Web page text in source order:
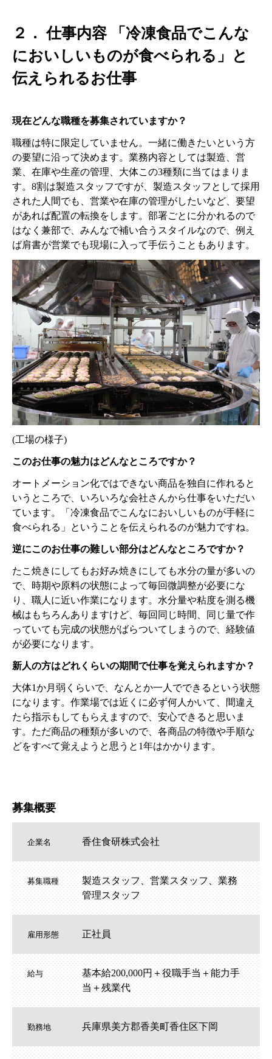
２． 仕事内容「冷凍食品でこんな
においしいものが食べられる」と
伝えられるお仕事
現在どんな職種を募集されていますか？
職種は特に限定していません。一緒に働きたいという方
の要望に沿って決めます。業務内容としては製造、営
業、在庫や生産の管理、大体この3種類に当てはまりま
す。8割は製造スタッフですが、製造スタッフとして採用
された人間でも、営業や在庫の管理がしたいなど、要望
があれば配置の転換をします。部署ごとに分かれるので
はなく兼部で、みんなで補い合うスタイルなので、例え
ば肩書が営業でも現場に入って手伝うこともあります。
(工場の様子)
このお仕事の魅力はどんなところですか？
オートメーション化ではできない商品を独自に作れると
いうところで、いろいろな会社さんから仕事をいただい
ています。「冷凍食品でこんなにおいしいものが手軽に
食べられる」ということを伝えられるのが魅力ですね。
逆にこのお仕事の難しい部分はどんなところですか？
たこ焼きにしてもお好み焼きにしても水分の量が多いの
で、時期や原料の状態によって毎回微調整が必要にな
り、職人に近い作業になります。水分量や粘度を測る機
械はもちろんありますけど、毎回同じ時間、同じ量で作
っていても完成の状態がばらついてしまうので、経験値
が必要になります。
新人の方はどれくらいの期間で仕事を覚えられますか？
大体1か月弱くらいで、なんとか一人でできるという状態
になります。作業場では近くに必ず何人かいて、間違え
たら指示もしてもらえますので、安心できると思いま
す。ただ商品の種類が多いので、各商品の特徴や手順な
どをすべて覚えようと思うと1年はかかります。
募集概要
企業名 香住食研株式会社
募集職種
製造スタッフ、営業スタッフ、業務
管理スタッフ
雇用形態 正社員
給与
基本給200,000円＋役職手当＋能力手
当＋残業代
勤務地 兵庫県美方郡香美町香住区下岡